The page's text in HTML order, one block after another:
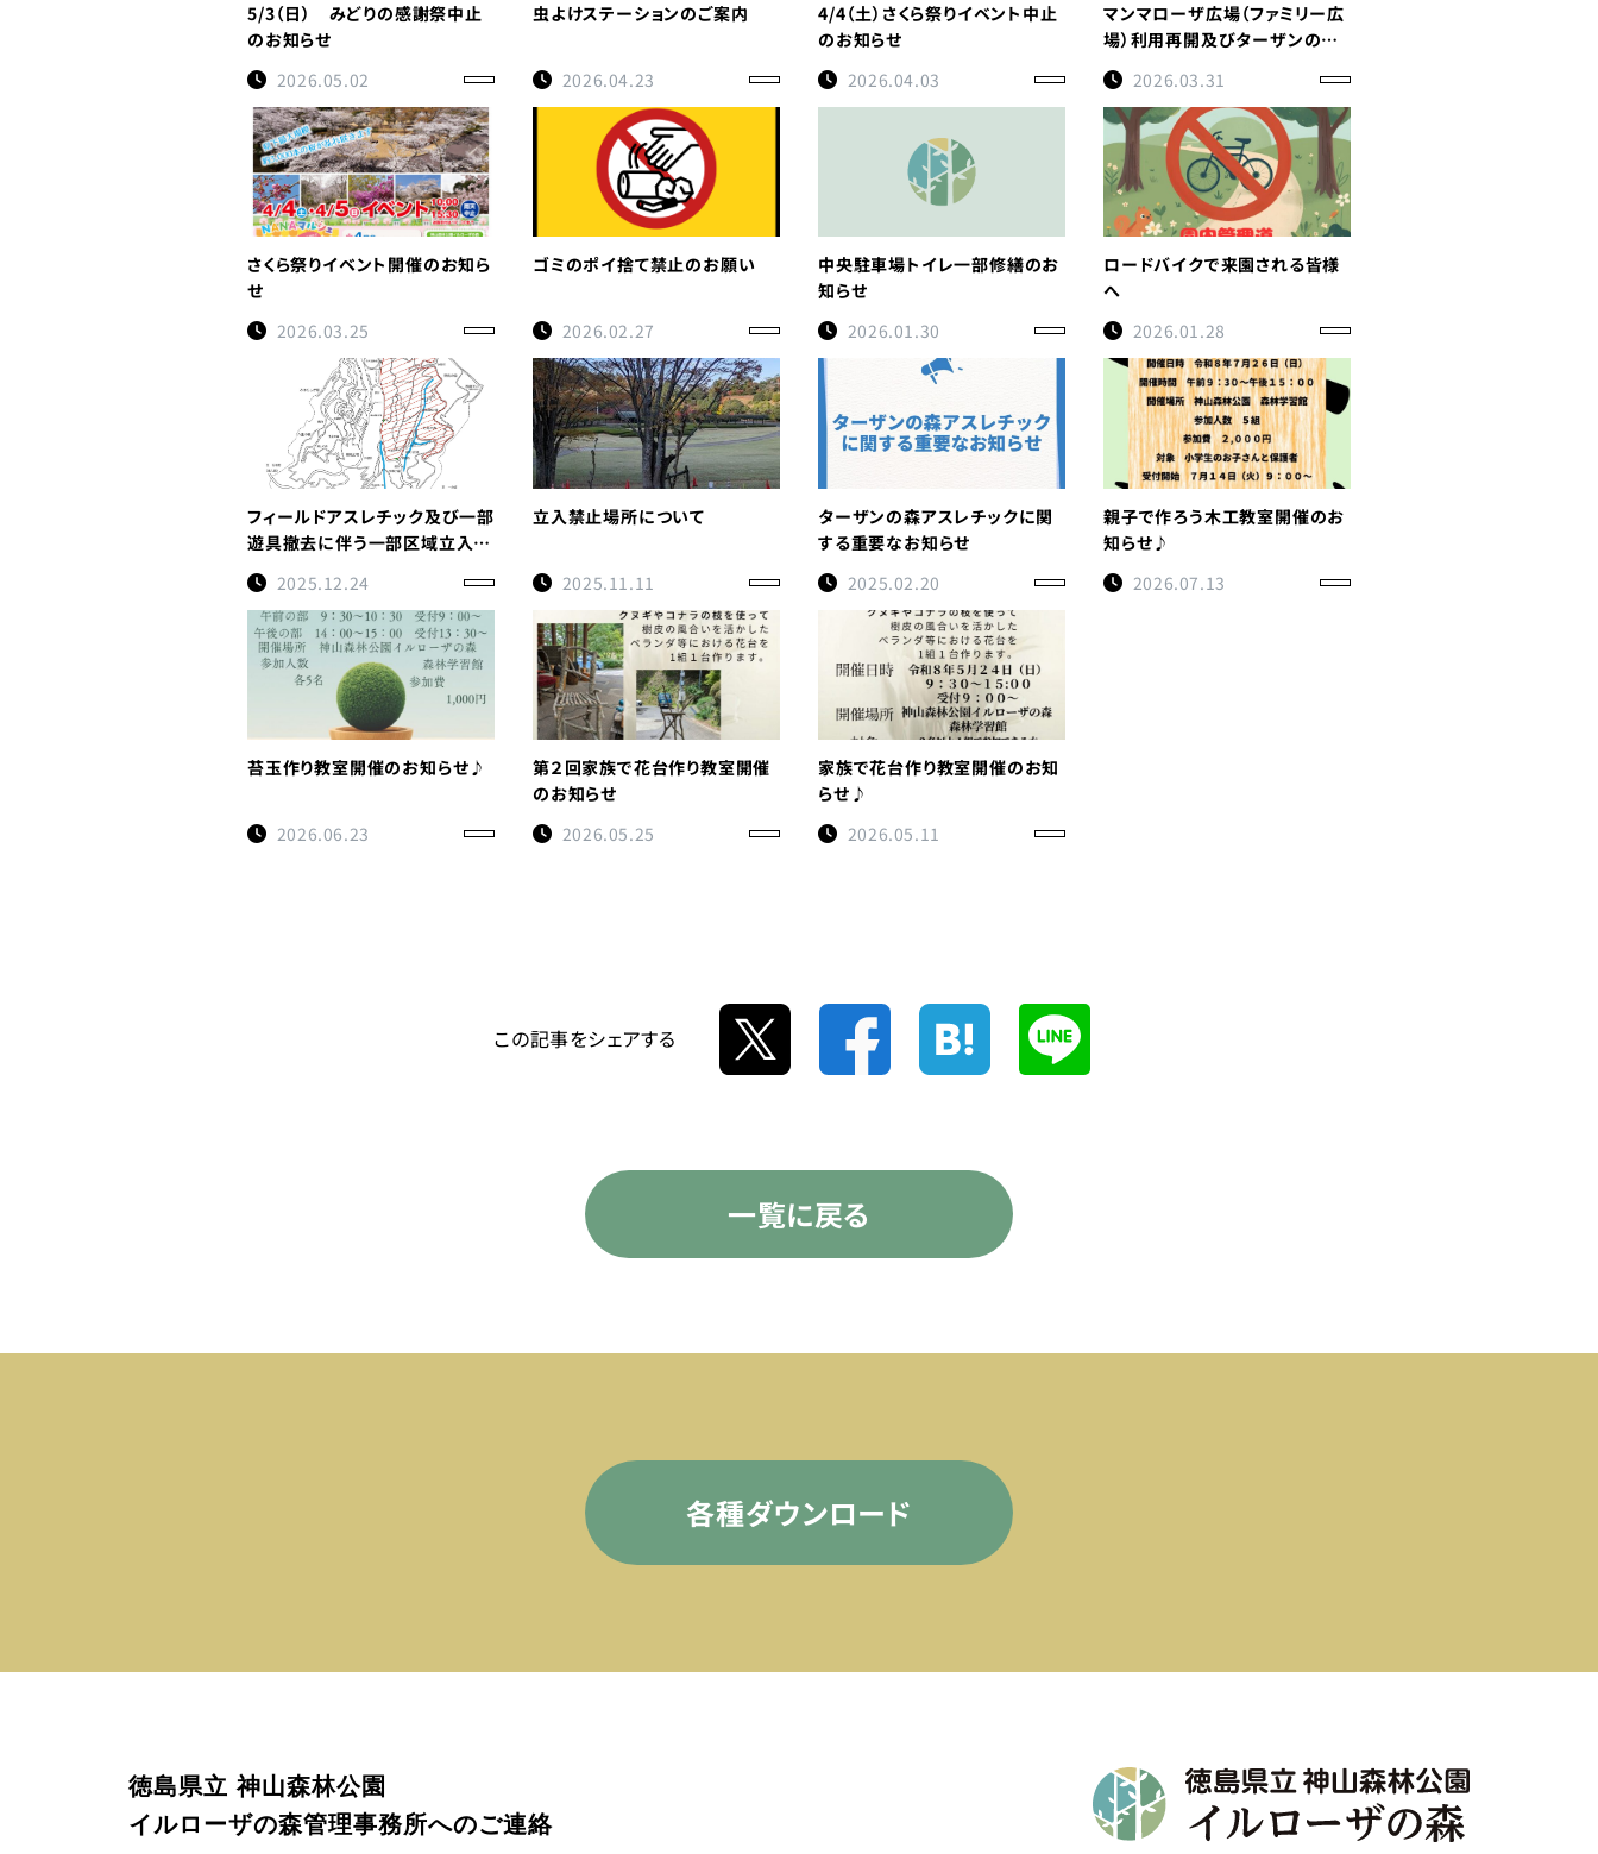
5/3（日） みどりの感謝祭中止
のお知らせ
2026.05.02
虫よけステーションのご案内
2026.04.23
4/4（土）さくら祭りイベント中止
のお知らせ
2026.04.03
マンマローザ広場（ファミリー広
場）利用再開及びターザンの森
立入禁止継続のお知らせ
2026.03.31
さくら祭りイベント開催のお知ら
せ
2026.03.25
ゴミのポイ捨て禁止のお願い
2026.02.27
中央駐車場トイレ一部修繕のお
知らせ
2026.01.30
ロードバイクで来園される皆様
へ
2026.01.28
フィールドアスレチック及び一部
遊具撤去に伴う一部区域立入禁
止のお知らせ（令和８年１月５日
～令和８年３月３１日予定）※重
要
2025.12.24
立入禁止場所について
2025.11.11
ターザンの森アスレチックに関
する重要なお知らせ
2025.02.20
親子で作ろう木工教室開催のお
知らせ♪
2026.07.13
苔玉作り教室開催のお知らせ♪
2026.06.23
第２回家族で花台作り教室開催
のお知らせ
2026.05.25
家族で花台作り教室開催のお知
らせ♪
2026.05.11
この記事をシェアする
一覧に戻る
各種ダウンロード
徳島県立 神山森林公園
イルローザの森管理事務所へのご連絡